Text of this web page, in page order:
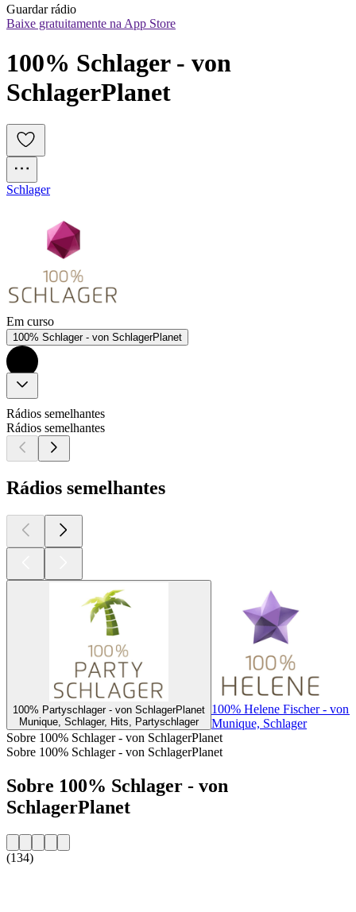
Guardar rádio
Baixe gratuitamente na App Store
100% Schlager - von
SchlagerPlanet
Schlager
Em curso
100% Schlager - von SchlagerPlanet
Rádios semelhantes
Rádios semelhantes
Rádios semelhantes
100% Partyschlager - von SchlagerPlanet
Munique, Schlager, Hits, Partyschlager
100% Helene Fischer - von
Munique, Schlager
Sobre 100% Schlager - von SchlagerPlanet
Sobre 100% Schlager - von SchlagerPlanet
Sobre 100% Schlager - von
SchlagerPlanet
(134)